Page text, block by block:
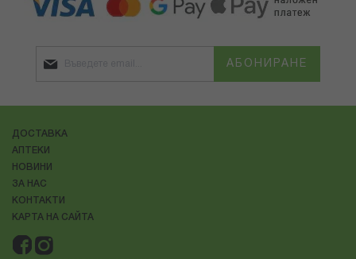
АБОНИРАНЕ
ДОСТАВКА
АПТЕКИ
НОВИНИ
ЗА НАС
КОНТАКТИ
КАРТА НА САЙТА